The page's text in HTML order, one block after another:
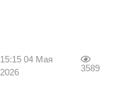
15:15 04 Мая
2026
3589